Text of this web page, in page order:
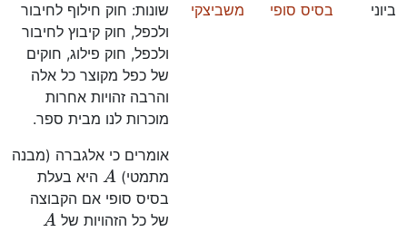
ביוני
בסיס סופי
משביצקי
שונות: חוק חילוף לחיבור
ולכפל, חוק קיבוץ לחיבור
ולכפל, חוק פילוג, חוקים
של כפל מקוצר כל אלה
והרבה זהויות אחרות
מוכרות לנו מבית ספר.
אומרים כי אלגברה (מבנה
מתמטי) Aהיא בעלת
בסיס סופי אם הקבוצה
של כל הזהויות של A